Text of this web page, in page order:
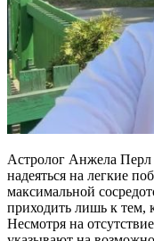
Астролог Анжела Перл
надеяться на легкие
максимальной
приходить лишь к тем,
Несмотря на